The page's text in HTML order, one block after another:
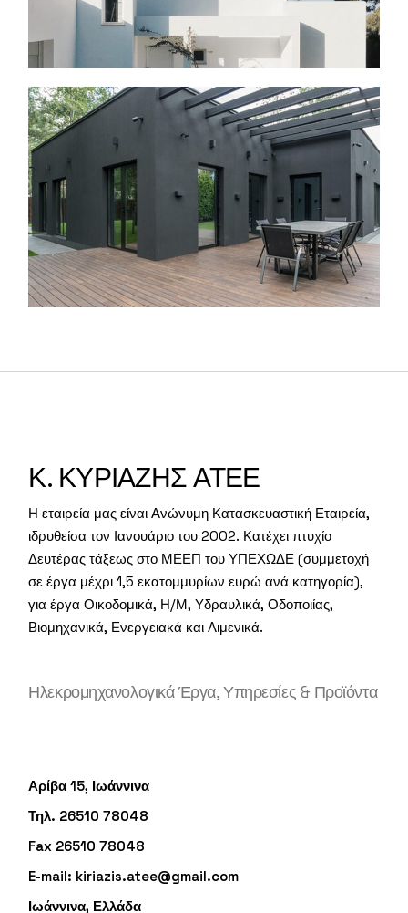
Κ. ΚΥΡΙΑΖΗΣ ΑΤΕΕ
Η εταιρεία μας είναι Ανώνυμη Κατασκευαστική Εταιρεία,
ιδρυθείσα τον Ιανουάριο του 2002. Κατέχει πτυχίο
Δευτέρας τάξεως στο ΜΕΕΠ του ΥΠΕΧΩΔΕ (συμμετοχή
σε έργα μέχρι 1,5 εκατομμυρίων ευρώ ανά κατηγορία),
για έργα Οικοδομικά, Η/Μ, Υδραυλικά, Οδοποιίας,
Βιομηχανικά, Ενεργειακά και Λιμενικά.
Ηλεκρομηχανολογικά Έργα, Υπηρεσίες & Προϊόντα
Αρίβα 15, Ιωάννινα
Τηλ. 26510 78048
Fax 26510 78048
E-mail: kiriazis.atee@gmail.com
Ιωάννινα, Ελλάδα